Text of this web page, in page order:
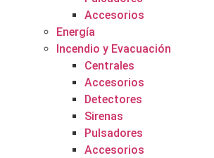
Accesorios
Energía
Incendio y Evacuación
Centrales
Accesorios
Detectores
Sirenas
Pulsadores
Accesorios